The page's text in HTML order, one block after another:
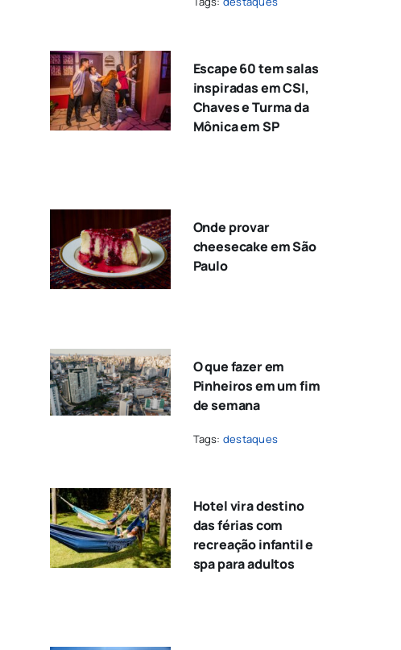
Escape 60 tem salas
inspiradas em CSI,
Chaves e Turma da
Mônica em SP
Onde provar
cheesecake em São
Paulo
O que fazer em
Pinheiros em um fim
de semana
Tags: destaques
Hotel vira destino
das férias com
recreação infantil e
spa para adultos